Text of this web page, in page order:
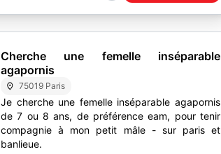
Cherche une femelle inséparable
agapornis
75019 Paris
Je cherche une femelle inséparable agapornis
de 7 ou 8 ans, de préférence eam, pour tenir
compagnie à mon petit mâle - sur paris et
banlieue.